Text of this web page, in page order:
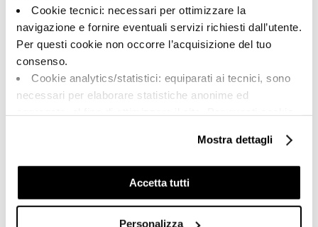
Cookie tecnici: necessari per ottimizzare la
navigazione e fornire eventuali servizi richiesti dall’utente.
Per questi cookie non occorre l’acquisizione del tuo
consenso.
Cookie analytics/statistici: equiparati ai tecnici, sono
necessari per elaborare statistiche anonime ed
Cookie di profilazione/marketing: sono utilizzati, solo
previo tuo consenso, per esaminare le tue abitudini di
navigazione e mostrarti quindi avvisi pubblicitari mirati, in
linea con le tue preferenze.
Mostra dettagli
Accetta tutti
Personalizza
CERTIFICATIONS
COLLECTIONS